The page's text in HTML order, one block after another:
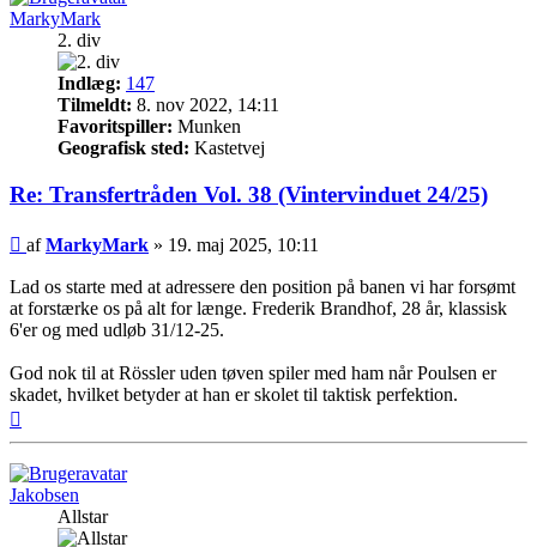
MarkyMark
2. div
Indlæg: 147
Tilmeldt: 8. nov 2022, 14:11
Favoritspiller: Munken
Geografisk sted: Kastetvej
Re: Transfertråden Vol. 38 (Vintervinduet 24/25)
Indlæg
afMarkyMark » 19. maj 2025, 10:11
Lad os starte med at adressere den position på banen vi har forsømt
at forstærke os på alt for længe. Frederik Brandhof, 28 år, klassisk
6'er og med udløb 31/12-25.
God nok til at Rössler uden tøven spiler med ham når Poulsen er
skadet, hvilket betyder at han er skolet til taktisk perfektion.
Jakobsen
Allstar